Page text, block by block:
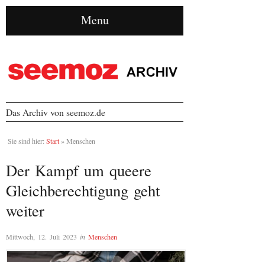
Menu
Das Archiv von seemoz.de
Sie sind hier: Start » Menschen
Der Kampf um queere
Gleichberechtigung geht
weiter
Mittwoch, 12. Juli 2023 in Menschen